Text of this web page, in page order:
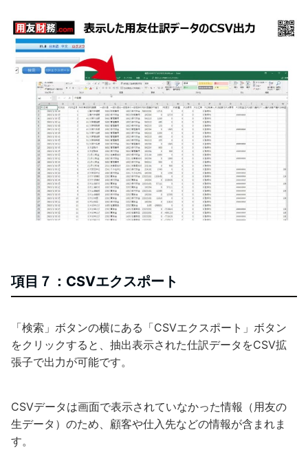
項目７：CSVエクスポート
「検索」ボタンの横にある「CSVエクスポート」ボタン
をクリックすると、抽出表示された仕訳データをCSV拡
張子で出力が可能です。
CSVデータは画面で表示されていなかった情報（用友の
生データ）のため、顧客や仕入先などの情報が含まれま
す。